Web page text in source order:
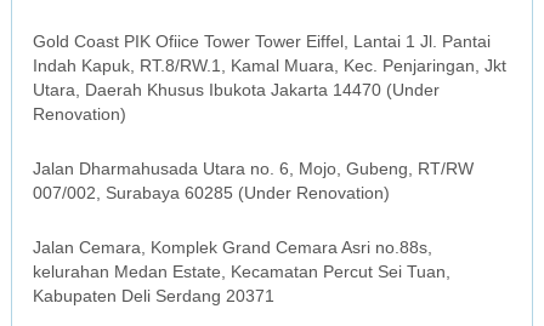
Gold Coast PIK Ofiice Tower Tower Eiffel, Lantai 1 Jl. Pantai
Indah Kapuk, RT.8/RW.1, Kamal Muara, Kec. Penjaringan, Jkt
Utara, Daerah Khusus Ibukota Jakarta 14470 (Under
Renovation)
Jalan Dharmahusada Utara no. 6, Mojo, Gubeng, RT/RW
007/002, Surabaya 60285 (Under Renovation)
Jalan Cemara, Komplek Grand Cemara Asri no.88s,
kelurahan Medan Estate, Kecamatan Percut Sei Tuan,
Kabupaten Deli Serdang 20371